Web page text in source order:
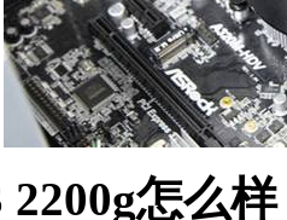
2200g怎么